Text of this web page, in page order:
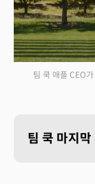
팀 쿡 애플 CEO
팀 쿡 마지